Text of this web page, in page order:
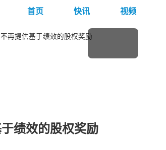
首页 快讯 视频
再提供基于绩效的股权奖励
绩效的股权奖励